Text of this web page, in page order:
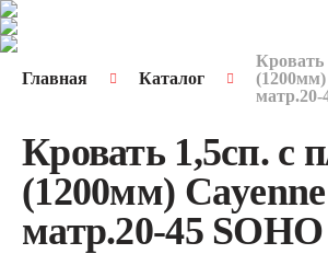
Главная Каталог
Кровать
(1200мм)
матр.20-
Кровать 1,5сп. с
(1200мм)
матр.20-45 SOHO